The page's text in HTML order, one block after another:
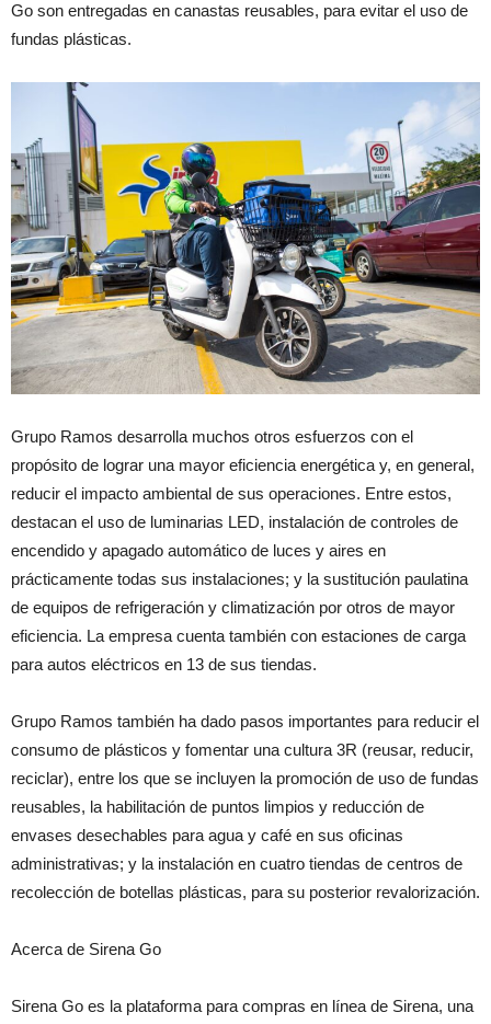
Go son entregadas en canastas reusables, para evitar el uso de
fundas plásticas.
Grupo Ramos desarrolla muchos otros esfuerzos con el
propósito de lograr una mayor eficiencia energética y, en general,
reducir el impacto ambiental de sus operaciones. Entre estos,
destacan el uso de luminarias LED, instalación de controles de
encendido y apagado automático de luces y aires en
prácticamente todas sus instalaciones; y la sustitución paulatina
de equipos de refrigeración y climatización por otros de mayor
eficiencia. La empresa cuenta también con estaciones de carga
para autos eléctricos en 13 de sus tiendas.
Grupo Ramos también ha dado pasos importantes para reducir el
consumo de plásticos y fomentar una cultura 3R (reusar, reducir,
reciclar), entre los que se incluyen la promoción de uso de fundas
reusables, la habilitación de puntos limpios y reducción de
envases desechables para agua y café en sus oficinas
administrativas; y la instalación en cuatro tiendas de centros de
recolección de botellas plásticas, para su posterior revalorización.
Acerca de Sirena Go
Sirena Go es la plataforma para compras en línea de Sirena, una